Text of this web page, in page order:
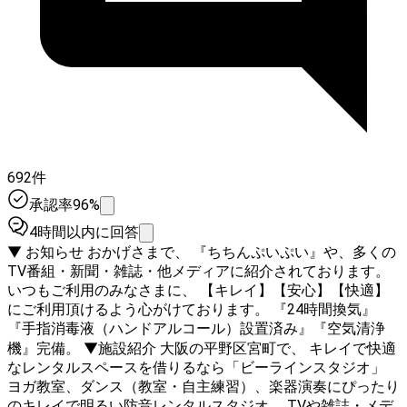
692件
承認率96%
4時間以内に回答
▼ お知らせ おかげさまで、 『ちちんぷいぷい』や、多くの
TV番組・新聞・雑誌・他メディアに紹介されております。
いつもご利用のみなさまに、 【キレイ】【安心】【快適】
にご利用頂けるよう心がけております。 『24時間換気』
『手指消毒液（ハンドアルコール）設置済み』『空気清浄
機』完備。 ▼施設紹介 大阪の平野区宮町で、 キレイで快適
なレンタルスペースを借りるなら「ビーラインスタジオ」
ヨガ教室、ダンス（教室・自主練習）、楽器演奏にぴったり